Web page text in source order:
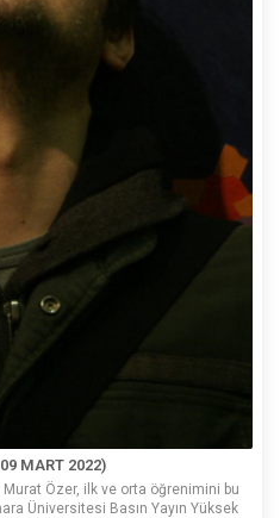
MART 2022)
Özer, ilk ve orta öğrenimini bu
Üniversitesi Basın Yayın Yüksek